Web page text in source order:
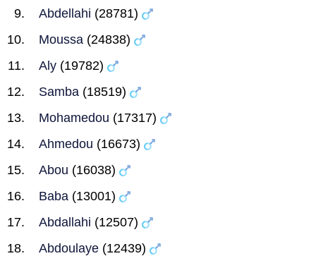
Abdellahi (28781)
Moussa (24838)
Aly (19782)
Samba (18519)
Mohamedou (17317)
Ahmedou (16673)
Abou (16038)
Baba (13001)
Abdallahi (12507)
Abdoulaye (12439)